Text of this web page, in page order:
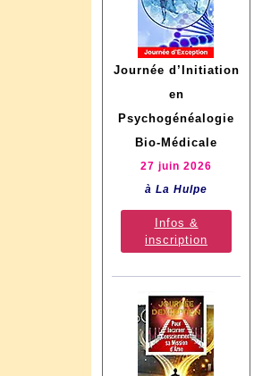
Journée d’Initiation
en
Psychogénéalogie
Bio-Médicale
27 juin 2026
à La Hulpe
Infos &
inscription